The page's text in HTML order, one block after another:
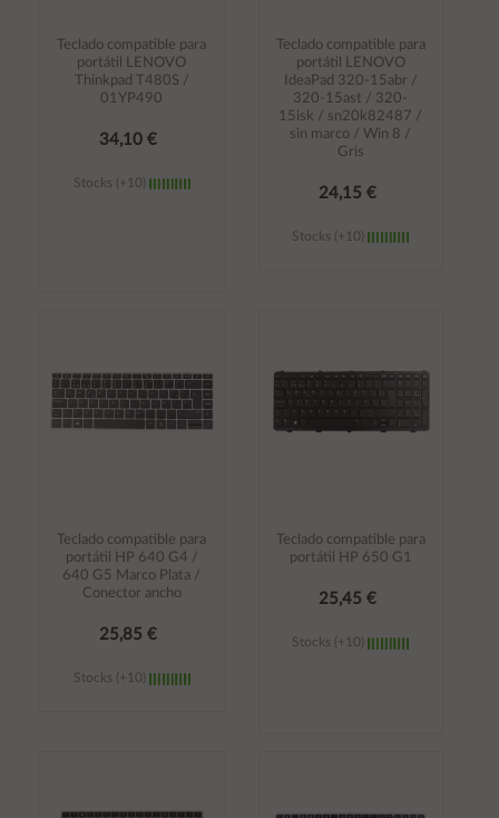
Teclado compatible para
portátil LENOVO
Thinkpad T480S /
01YP490
34,10 €
Stocks (+10)
Teclado compatible para
portátil LENOVO
IdeaPad 320-15abr /
320-15ast / 320-
15isk / sn20k82487 /
sin marco / Win 8 /
Gris
24,15 €
Stocks (+10)
Teclado compatible para
portátil HP 640 G4 /
640 G5 Marco Plata /
Conector ancho
25,85 €
Stocks (+10)
Teclado compatible para
portátil HP 650 G1
25,45 €
Stocks (+10)